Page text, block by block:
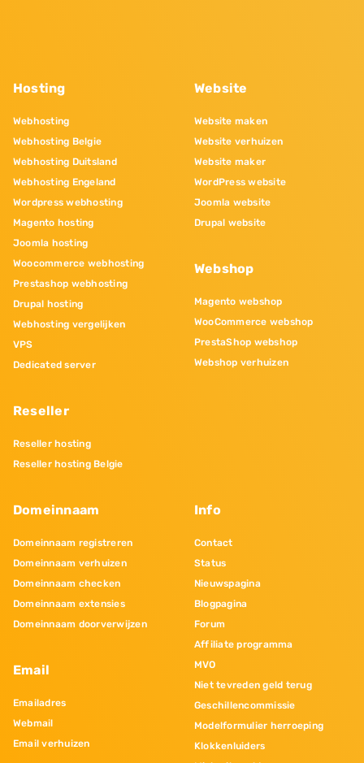
Hosting
Webhosting
Webhosting Belgie
Webhosting Duitsland
Webhosting Engeland
Wordpress webhosting
Magento hosting
Joomla hosting
Woocommerce webhosting
Prestashop webhosting
Drupal hosting
Webhosting vergelijken
VPS
Dedicated server
Reseller
Reseller hosting
Reseller hosting Belgie
Website
Website maken
Website verhuizen
Website maker
WordPress website
Joomla website
Drupal website
Webshop
Magento webshop
WooCommerce webshop
PrestaShop webshop
Webshop verhuizen
Domeinnaam
Domeinnaam registreren
Domeinnaam verhuizen
Domeinnaam checken
Domeinnaam extensies
Domeinnaam doorverwijzen
Email
Emailadres
Webmail
Email verhuizen
Info
Contact
Status
Nieuwspagina
Blogpagina
Forum
Affiliate programma
MVO
Niet tevreden geld terug
Geschillencommissie
Modelformulier herroeping
Klokkenluiders